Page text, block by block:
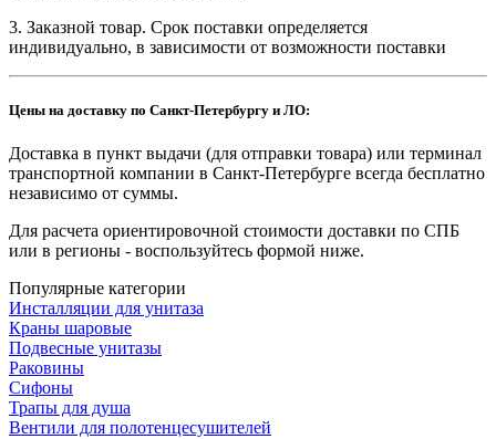
3. Заказной товар. Срок поставки определяется
индивидуально, в зависимости от возможности поставки
Цены на доставку по Санкт-Петербургу и ЛО:
Доставка в пункт выдачи (для отправки товара) или терминал
транспортной компании в Санкт-Петербурге всегда бесплатно
независимо от суммы.
Для расчета ориентировочной стоимости доставки по СПБ
или в регионы - воспользуйтесь формой ниже.
Популярные категории
Инсталляции для унитаза
Краны шаровые
Подвесные унитазы
Раковины
Сифоны
Трапы для душа
Вентили для полотенцесушителей